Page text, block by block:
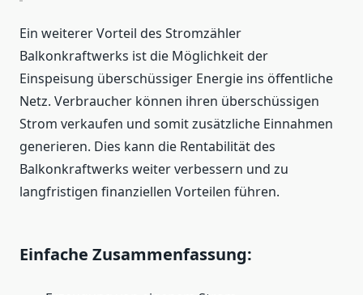
Ein weiterer Vorteil des Stromzähler
Balkonkraftwerks ist die Möglichkeit der
Einspeisung überschüssiger Energie ins öffentliche
Netz. Verbraucher können ihren überschüssigen
Strom verkaufen und somit zusätzliche Einnahmen
generieren. Dies kann die Rentabilität des
Balkonkraftwerks weiter verbessern und zu
langfristigen finanziellen Vorteilen führen.
Einfache Zusammenfassung: